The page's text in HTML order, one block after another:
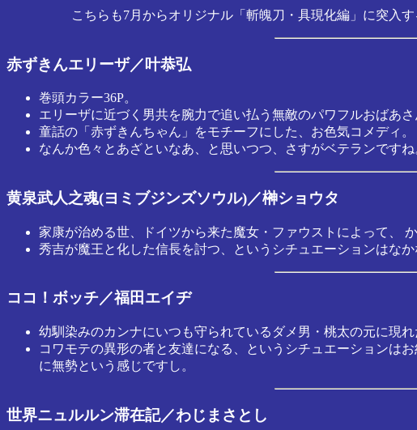
こちらも7月からオリジナル「斬魄刀・具現化編」に突入
赤ずきんエリーザ／叶恭弘
巻頭カラー36P。
エリーザに近づく男共を腕力で追い払う無敵のパワフルおばあ
童話の「赤ずきんちゃん」をモチーフにした、お色気コメディ。
なんか色々とあざといなあ、と思いつつ、さすがベテランですね
黄泉武人之魂(ヨミブジンズソウル)／榊ショウタ
家康が治める世、ドイツから来た魔女・ファウストによって、
秀吉が魔王と化した信長を討つ、というシチュエーションはな
ココ！ボッチ／福田エイヂ
幼馴染みのカンナにいつも守られているダメ男・桃太の元に現
コワモテの異形の者と友達になる、というシチュエーションは
に無勢という感じですし。
世界ニュルルン滞在記／わじまさとし